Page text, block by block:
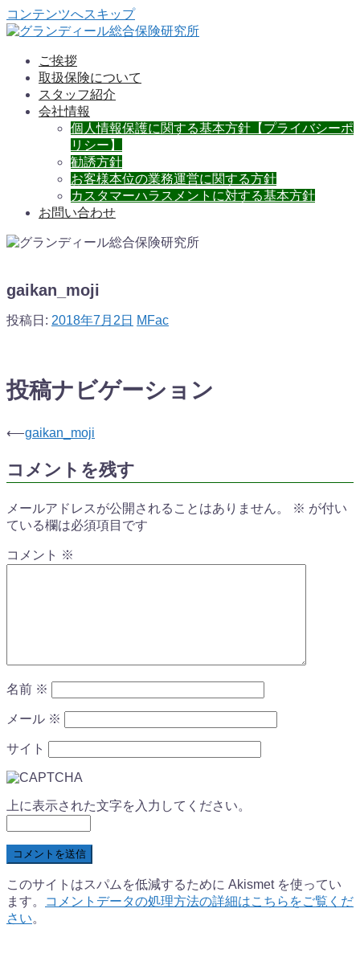
コンテンツへスキップ
ご挨拶
取扱保険について
スタッフ紹介
会社情報
個人情報保護に関する基本方針【プライバシーポ
リシー】
勧誘方針
お客様本位の業務運営に関する方針
カスタマーハラスメントに対する基本方針
お問い合わせ
gaikan_moji
投稿日: 2018年7月2日 MFac
投稿ナビゲーション
⟵gaikan_moji
コメントを残す
メールアドレスが公開されることはありません。 ※ が付い
ている欄は必須項目です
コメント ※
名前 ※
メール ※
サイト
上に表示された文字を入力してください。
このサイトはスパムを低減するために Akismet を使ってい
ます。
コメントデータの処理方法の詳細はこちらをご覧くだ
さい。